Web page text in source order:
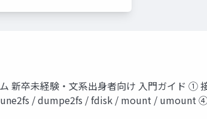
新卒未経験・文系出身者向け 入門ガイド
/ dumpe2fs / fdisk / mount / umount